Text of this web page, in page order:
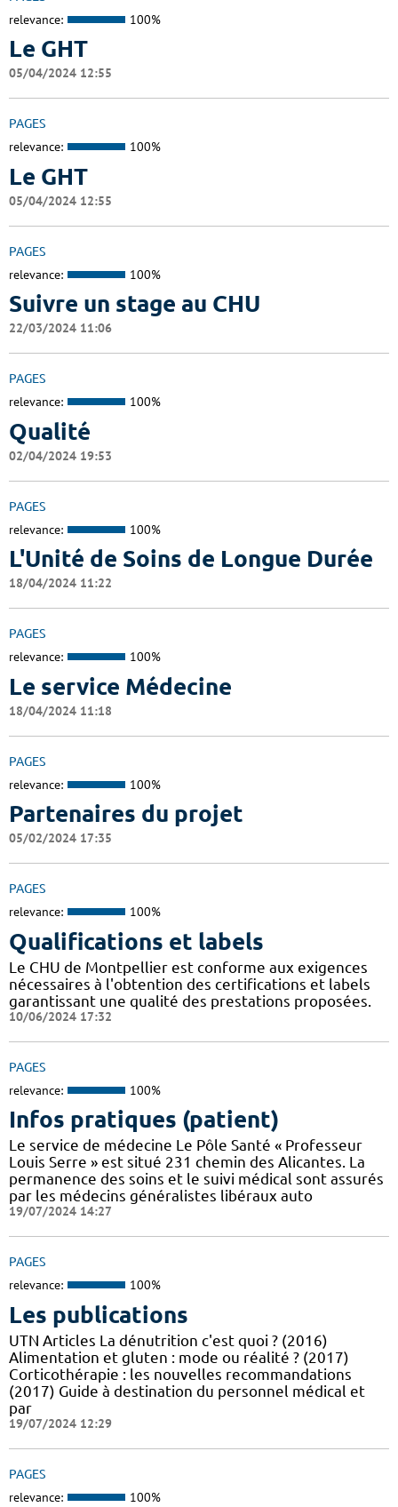
relevance: 100%
Le GHT
05/04/2024 12:55
PAGES
relevance: 100%
Le GHT
05/04/2024 12:55
PAGES
relevance: 100%
Suivre un stage au CHU
22/03/2024 11:06
PAGES
relevance: 100%
Qualité
02/04/2024 19:53
PAGES
relevance: 100%
L'Unité de Soins de Longue Durée
18/04/2024 11:22
PAGES
relevance: 100%
Le service Médecine
18/04/2024 11:18
PAGES
relevance: 100%
Partenaires du projet
05/02/2024 17:35
PAGES
relevance: 100%
Qualifications et labels
Le CHU de Montpellier est conforme aux exigences
nécessaires à l'obtention des certifications et labels
garantissant une qualité des prestations proposées.
10/06/2024 17:32
PAGES
relevance: 100%
Infos pratiques (patient)
Le service de médecine Le Pôle Santé « Professeur
Louis Serre » est situé 231 chemin des Alicantes. La
permanence des soins et le suivi médical sont assurés
par les médecins généralistes libéraux auto
19/07/2024 14:27
PAGES
relevance: 100%
Les publications
UTN Articles La dénutrition c'est quoi ? (2016)
Alimentation et gluten : mode ou réalité ? (2017)
Corticothérapie : les nouvelles recommandations
(2017) Guide à destination du personnel médical et
par
19/07/2024 12:29
PAGES
relevance: 100%